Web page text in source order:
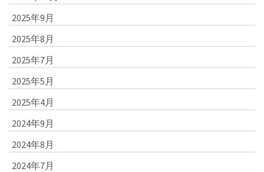
2025年9月
2025年8月
2025年7月
2025年5月
2025年4月
2024年9月
2024年8月
2024年7月